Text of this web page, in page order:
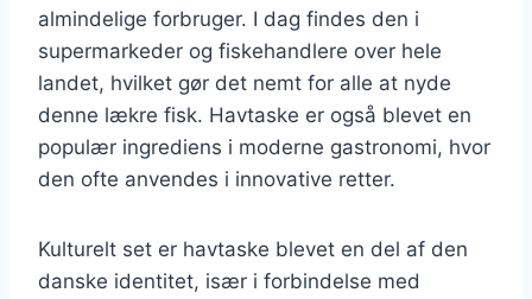
almindelige forbruger. I dag findes den i
supermarkeder og fiskehandlere over hele
landet, hvilket gør det nemt for alle at nyde
denne lækre fisk. Havtaske er også blevet en
populær ingrediens i moderne gastronomi, hvor
den ofte anvendes i innovative retter.
Kulturelt set er havtaske blevet en del af den
danske identitet, især i forbindelse med